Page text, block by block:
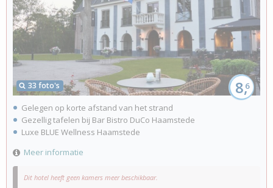
Dit hotel heeft geen kamers meer beschikbaar.
33 foto's 8,6
Gelegen op korte afstand van het strand
Gezellig tafelen bij Bar Bistro DuCo Haamstede
Luxe BLUE Wellness Haamstede
Meer informatie